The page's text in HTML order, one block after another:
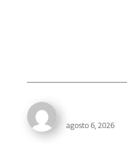
agosto 6, 2026